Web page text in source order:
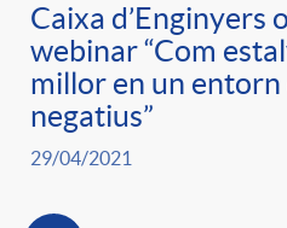
Caixa d’Enginyers
webinar “Com
millor en un entorn
negatius”
29/04/2021